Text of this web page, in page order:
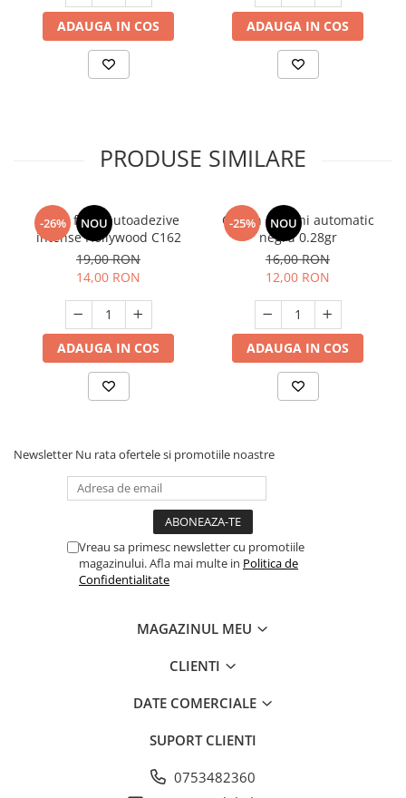
ADAUGA IN COS ADAUGA IN COS
PRODUSE SIMILARE
-26% NOU
Gene false autoadezive
intense Hollywood C162
19,00 RON
14,00 RON
ADAUGA IN COS
-25% NOU
Creion de ochi automatic
negru 0.28gr
16,00 RON
12,00 RON
ADAUGA IN COS
Newsletter Nu rata ofertele si promotiile noastre
Vreau sa primesc newsletter cu promotiile
magazinului. Afla mai multe in Politica de
Confidentialitate
MAGAZINUL MEU
CLIENTI
DATE COMERCIALE
SUPORT CLIENTI
0753482360